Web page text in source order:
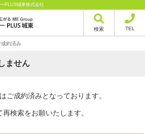
PLUS城東株式会社
検索 TEL
成約済み
ません
ご成約済みとなっております。
再検索をお願いたします。